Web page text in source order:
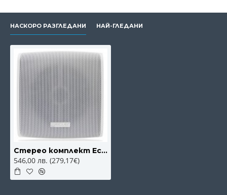
НАСКОРО РАЗГЛЕДАНИ НАЙ-ГЛЕДАНИ
Стерео комплект Ecler eMOTUS5P
546,00 лв. (279,17€)